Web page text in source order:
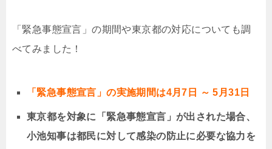
「緊急事態宣言」の期間や東京都の対応についても調
べてみました！
「緊急事態宣言」の実施期間は4月7日 ～ 5月31日
東京都を対象に「緊急事態宣言」が出された場合、
小池知事は都民に対して感染の防止に必要な協力を